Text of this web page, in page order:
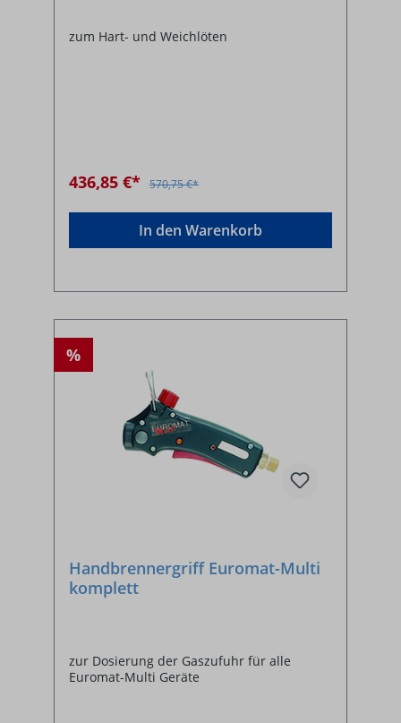
zum Hart- und Weichlöten
436,85 €* 570,75 €*
In den Warenkorb
%
Handbrennergriff Euromat-Multi
komplett
zur Dosierung der Gaszufuhr für alle
Euromat-Multi Geräte